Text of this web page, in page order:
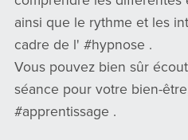
ainsi que le rythme et les
cadre de l' #hypnose .
Vous pouvez bien sûr
séance pour votre bien-
#apprentissage .